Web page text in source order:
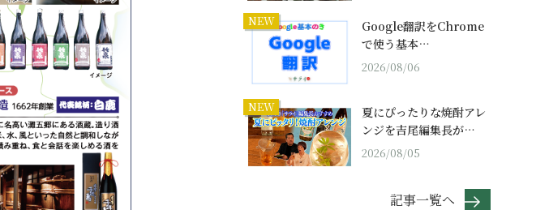
NEW
Google翻訳をChrome
で使う基本…
2026/08/06
NEW
夏にぴったりな焼酎アレ
ンジを吉尾編集長が…
2026/08/05
記事一覧へ